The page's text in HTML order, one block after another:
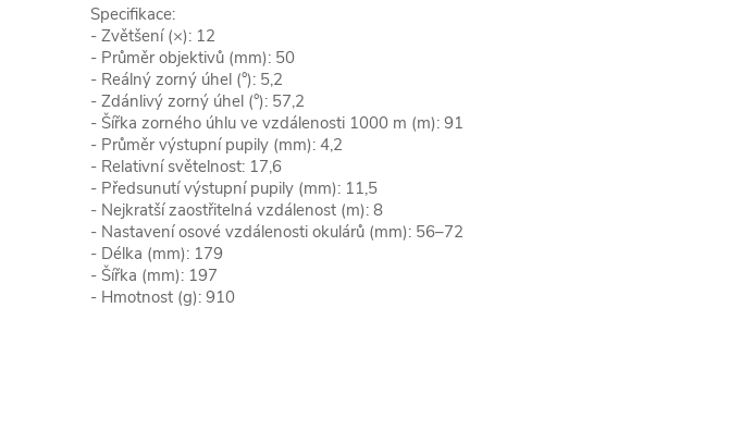
Specifikace:
- Zvětšení (×): 12
- Průměr objektivů (mm): 50
- Reálný zorný úhel (°): 5,2
- Zdánlivý zorný úhel (°): 57,2
- Šířka zorného úhlu ve vzdálenosti 1000 m (m): 91
- Průměr výstupní pupily (mm): 4,2
- Relativní světelnost: 17,6
- Předsunutí výstupní pupily (mm): 11,5
- Nejkratší zaostřitelná vzdálenost (m): 8
- Nastavení osové vzdálenosti okulárů (mm): 56–72
- Délka (mm): 179
- Šířka (mm): 197
- Hmotnost (g): 910